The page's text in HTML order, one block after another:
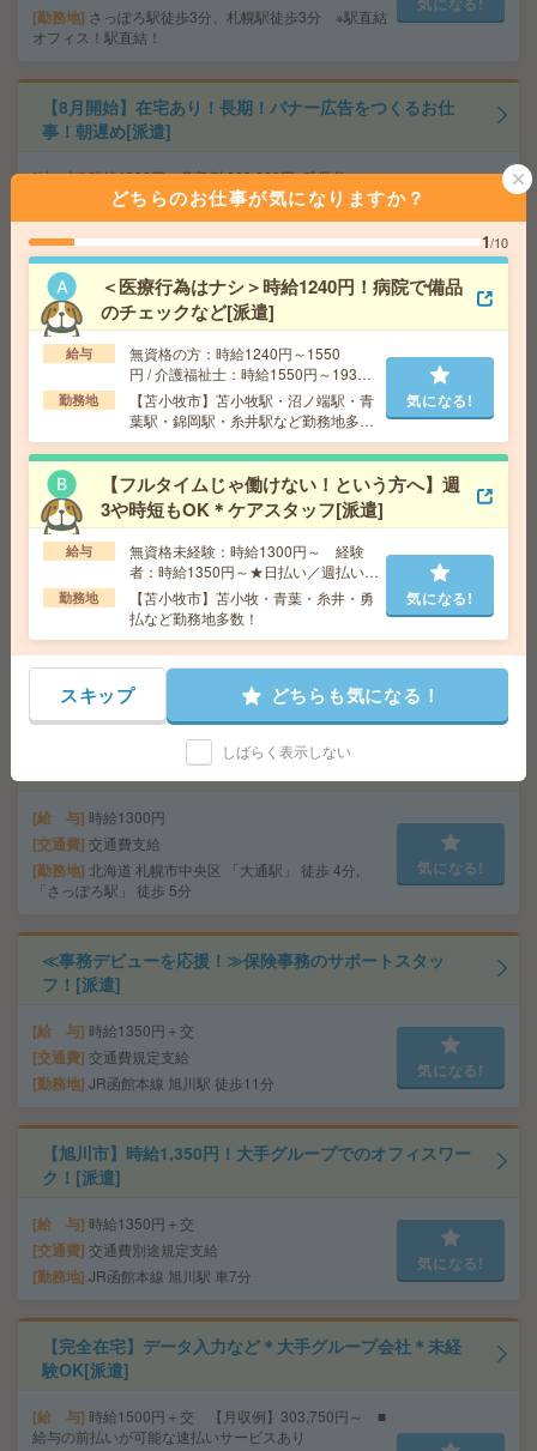
勤務地 さっぽろ駅徒歩3分、札幌駅徒歩3分 ※駅直結
オフィス！駅直結！
【8月開始】在宅あり！長期！バナー広告をつくるお仕
事！朝遅め[派遣]
給 与 時給1300円 月収例 208,000円+残業代
全額支給
れなオフィス！ベンチャーです！
気になる!
【10月開始】直接雇用も！未経験でもOK！ゆったり事務
[派遣]
給 与 時給1400円
交通費支給
勤務地 北海道 札幌市中央区 「さっぽろ駅」 徒歩 2
分,「札幌駅」 徒歩 5分
気になる!
長期×安心＊WEB登録OK！未経験歓迎〇コツコツ軽作業
スタッフ募集！[派遣]
給 与 時給1150円～1350円 ★Wワーク不可
交通費全額支給
勤務地 苫小牧市など…勤務地多数！ご希望の勤務地
が選べます！ ★車・バイク通勤可能なお仕事も！
気になる!
【チカホ直結】大人気！週4日勤務＊時短勤務＊事務的軽
給 与 時給1300円
交通費 交通費支給
勤務地 北海道 札幌市中央区 「大通駅」 徒歩 4分,
「さっぽろ駅」 徒歩 5分
気になる!
≪事務デビューを応援！≫保険事務のサポートスタッ
フ！[派遣]
給 与 時給1350円＋交
交通費 交通費規定支給
勤務地 JR函館本線 旭川駅 徒歩11分
気になる!
【旭川市】時給1,350円！大手グループでのオフィスワー
ク！[派遣]
給 与 時給1350円＋交
交通費 交通費別途規定支給
勤務地 JR函館本線 旭川駅 車7分
気になる!
【完全在宅】データ入力など＊大手グループ会社＊未経
験OK[派遣]
給 与 時給1500円＋交 【月収例】303,750円～ ■
給与の前払いが可能な速払いサービスあり
どちらのお仕事が気になりますか？
1/10
＜医療行為はナシ＞時給1240円！病院で備品
のチェックなど[派遣]
給与
無資格の方：時給1240円～1550
円 / 介護福祉士：時給1550円～1937
円 / 初任者以上：時給1450円～1812
円
勤務地
【苫小牧市】苫小牧駅・沼ノ端駅・青
葉駅・錦岡駅・糸井駅など勤務地多
数！
気になる!
【フルタイムじゃ働けない！という方へ】週
3や時短もOK＊ケアスタッフ[派遣]
給与
無資格未経験：時給1300円～ 経験
者：時給1350円～★日払い／週払い制
度あり（月払いも選べます）※稼働開
始時は手続き完了次第のお支払いとな
ります。
勤務地
【苫小牧市】苫小牧・青葉・糸井・勇
払など勤務地多数！
気になる!
スキップ どちらも気になる！
しばらく表示しない